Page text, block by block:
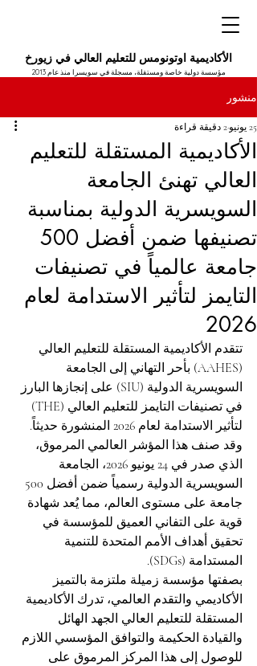
الأكاديمية اوتونومس للتعليم العالي في زيورخ
مؤسسة دولية خاصة ومستقلة، مسجلة في سويسرا منذ عام 2013
منشور
الأكاديمية المستقلة للتعليم
العالي تهنئ الجامعة
السويسرية الدولية بمناسبة
تصنيفها ضمن أفضل 500
جامعة عالمياً في تصنيفات
التايمز لتأثير الاستدامة لعام
2026
25 يونيو 2 دقيقة قراءة
تتقدم الأكاديمية المستقلة للتعليم العالي
(AAHES) بأحر التهاني إلى الجامعة
السويسرية الدولية (SIU) على إنجازها البارز
في تصنيفات التايمز للتعليم العالي (THE)
لتأثير الاستدامة لعام 2026 المنشورة حديثاً.
وقد صنف هذا المؤشر العالمي المرموق،
الذي صدر في 24 يونيو 2026، الجامعة
جامعة على مستوى العالم، مما يُعد شهادة
قوية على التفاني العميق للمؤسسة في
تحقيق أهداف الأمم المتحدة للتنمية
المستدامة (SDGs).
بصفتها مؤسسة زميلة ملتزمة بالتميز
الأكاديمي والتقدم العالمي، تدرك الأكاديمية
المستقلة للتعليم العالي الجهد الهائل
والقيادة الحكيمة والتوافق المؤسسي اللازم
للوصول إلى هذا المركز المرموق على